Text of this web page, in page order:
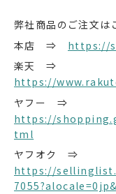
弊社商品のご注文は
本店 ⇒ https://
楽天 ⇒
https://
ヤフー ⇒
https://
tml
ヤフオク ⇒
https://